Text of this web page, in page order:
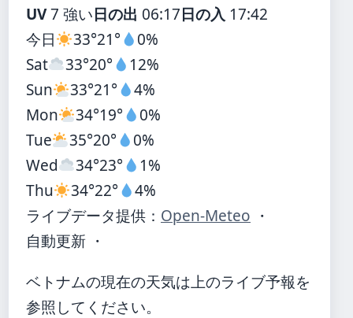
UV7 強い日の出 06:17日の入 17:42
今日
33°21°
0%
Sat
33°20°
12%
Sun
33°21°
4%
Mon
34°19°
0%
Tue
35°20°
0%
Wed
34°23°
1%
Thu
34°22°
4%
ライブデータ提供： Open-Meteo ・
自動更新 ・
ベトナムの現在の天気は上のライブ予報を
参照してください。